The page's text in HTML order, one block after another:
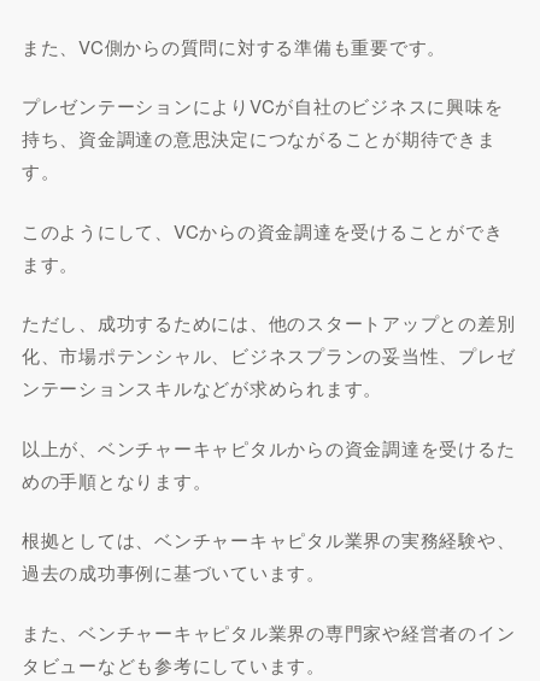
また、VC側からの質問に対する準備も重要です。
プレゼンテーションによりVCが自社のビジネスに興味を
持ち、資金調達の意思決定につながることが期待できま
す。
このようにして、VCからの資金調達を受けることができ
ます。
ただし、成功するためには、他のスタートアップとの差別
化、市場ポテンシャル、ビジネスプランの妥当性、プレゼ
ンテーションスキルなどが求められます。
以上が、ベンチャーキャピタルからの資金調達を受けるた
めの手順となります。
根拠としては、ベンチャーキャピタル業界の実務経験や、
過去の成功事例に基づいています。
また、ベンチャーキャピタル業界の専門家や経営者のイン
タビューなども参考にしています。